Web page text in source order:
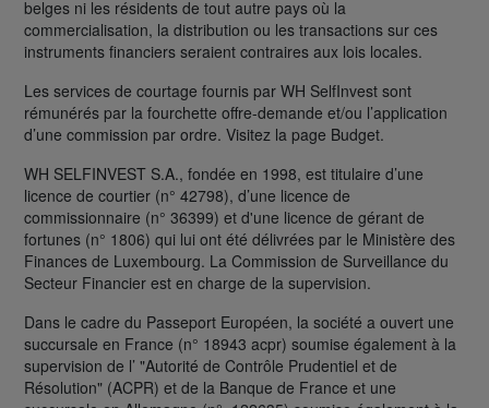
belges ni les résidents de tout autre pays où la
commercialisation, la distribution ou les transactions sur ces
instruments financiers seraient contraires aux lois locales.
Les services de courtage fournis par WH SelfInvest sont
rémunérés par la fourchette offre-demande et/ou l’application
d’une commission par ordre. Visitez la page Budget.
WH SELFINVEST S.A., fondée en 1998, est titulaire d’une
licence de courtier (n° 42798), d’une licence de
commissionnaire (n° 36399) et d'une licence de gérant de
fortunes (n° 1806) qui lui ont été délivrées par le Ministère des
Finances de Luxembourg. La Commission de Surveillance du
Secteur Financier est en charge de la supervision.
Dans le cadre du Passeport Européen, la société a ouvert une
succursale en France (n° 18943 acpr) soumise également à la
supervision de l’ "Autorité de Contrôle Prudentiel et de
Résolution" (ACPR) et de la Banque de France et une